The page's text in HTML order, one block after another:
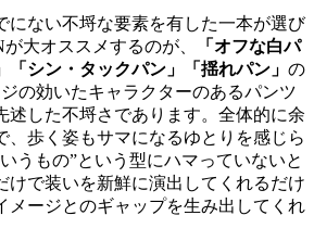
にない不埒な要素を有した一本が選び
大オススメするのが、
「オフな白パ
「シン・タックパン」「揺れパン」 の
の効いたキャラクターのあるパンツ
述した不埒さであります。全体的に余
、歩く姿もサマになるゆとりを感じら
うもの”という型にハマっていないと
けで装いを新鮮に演出してくれるだけ
メージとのギャップを生み出してくれ